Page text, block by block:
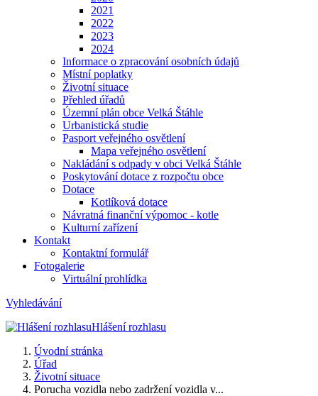
2021
2022
2023
2024
Informace o zpracování osobních údajů
Místní poplatky
Životní situace
Přehled úřadů
Územní plán obce Velká Štáhle
Urbanistická studie
Pasport veřejného osvětlení
Mapa veřejného osvětlení
Nakládání s odpady v obci Velká Štáhle
Poskytování dotace z rozpočtu obce
Dotace
Kotlíková dotace
Návratná finanční výpomoc - kotle
Kulturní zařízení
Kontakt
Kontaktní formulář
Fotogalerie
Virtuální prohlídka
Vyhledávání
Hlášení rozhlasu
Úvodní stránka
Úřad
Životní situace
Porucha vozidla nebo zadržení vozidla v...